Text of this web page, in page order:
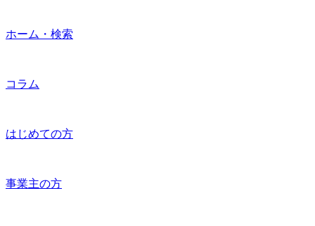
ホーム・検索
コラム
はじめての方
事業主の方